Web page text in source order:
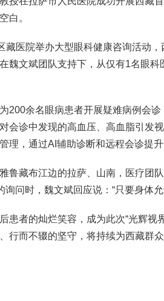
白。
藏医院举办大型眼科健康咨询活动
魏文斌团队支持下，从仅有1名眼
200余名眼病患者开展疑难病例会
会诊中发现的高血压、高血脂引发
理，通过AI辅助诊断和远程会诊提
鲁藏布江边的拉萨、山南，医疗团
询问时，魏文斌回应说：“只要身体
患者的灿烂笑容，成为此次“光辉视
行而不辍的坚守，将持续为西藏群